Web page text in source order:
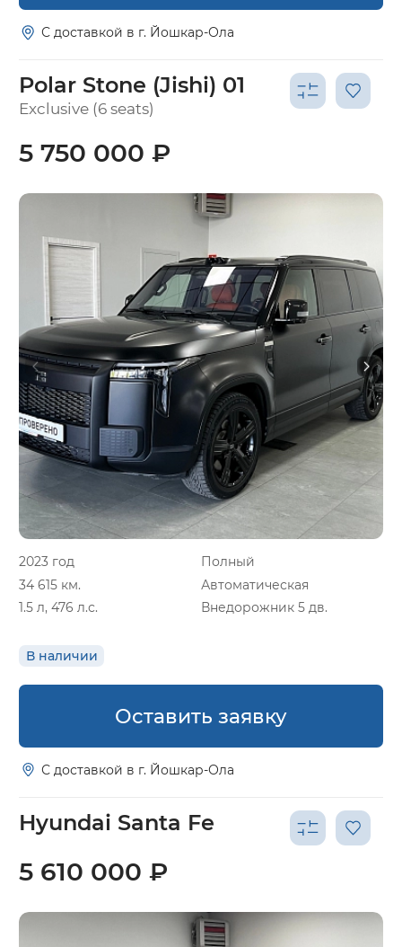
С доставкой в г. Йошкар-Ола
Polar Stone (Jishi) 01
Exclusive (6 seats)
2023 год
Полный
34 615 км.
Автоматическая
1.5 л, 476 л.с.
Внедорожник 5 дв.
В наличии
5 750 000 ₽
Оставить заявку
С доставкой в г. Йошкар-Ола
Hyundai Santa Fe
5 610 000 ₽